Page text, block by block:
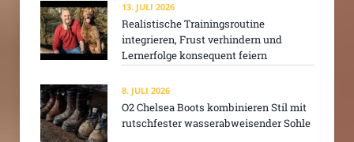
13. JULI 2026
Realistische Trainingsroutine
integrieren, Frust verhindern und
Lernerfolge konsequent feiern
8. JULI 2026
O2 Chelsea Boots kombinieren Stil mit
rutschfester wasserabweisender Sohle